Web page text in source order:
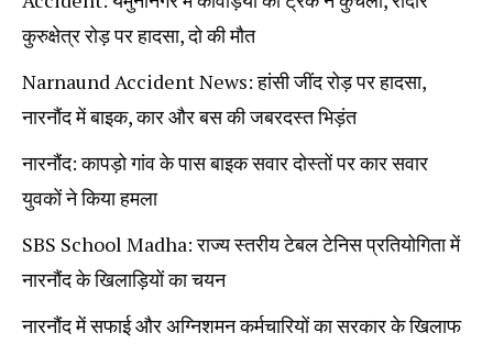
कुरुक्षेत्र रोड़ पर हादसा, दो की मौत
Narnaund Accident News: हांसी जींद रोड़ पर हादसा,
नारनौंद में बाइक, कार और बस की जबरदस्त भिड़ंत
नारनौंद: कापड़ो गांव के पास बाइक सवार दोस्तों पर कार सवार
युवकों ने किया हमला
SBS School Madha: राज्य स्तरीय टेबल टेनिस प्रतियोगिता में
नारनौंद के खिलाड़ियों का चयन
नारनौंद में सफाई और अग्निशमन कर्मचारियों का सरकार के खिलाफ